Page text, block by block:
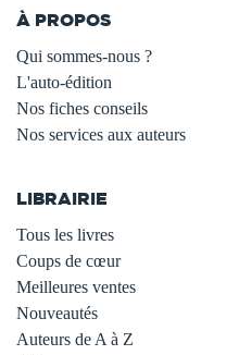
À PROPOS
Qui sommes-nous ?
L'auto-édition
Nos fiches conseils
Nos services aux auteurs
LIBRAIRIE
Tous les livres
Coups de cœur
Meilleures ventes
Nouveautés
Auteurs de A à Z